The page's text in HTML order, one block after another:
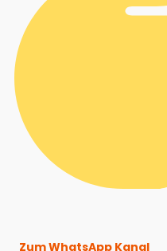
Zum WhatsApp Kanal